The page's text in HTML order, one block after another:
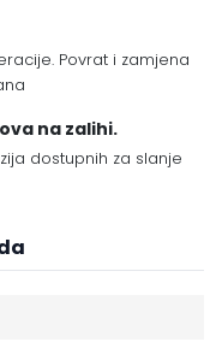
Povrat i zamjena
na zalihi.
dostupnih za slanje